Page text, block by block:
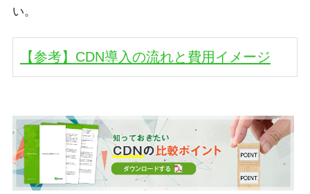
い。
【参考】CDN導入の流れと費用イメージ